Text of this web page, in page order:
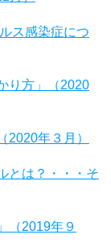
ス感染症につ
り方」（2020
年３月）
とは？・・・そ
（2019年９